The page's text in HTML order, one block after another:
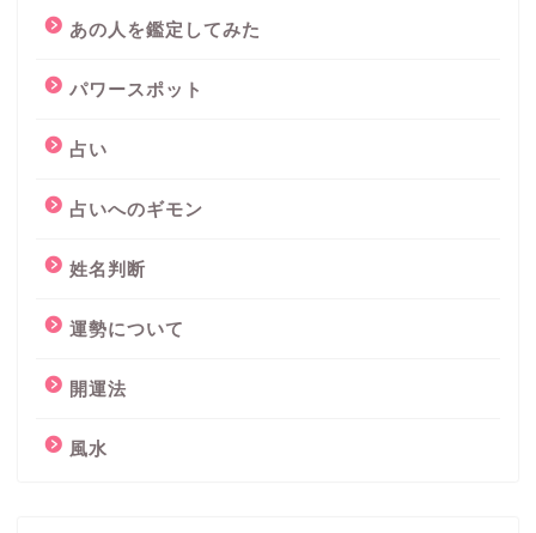
あの人を鑑定してみた
パワースポット
占い
占いへのギモン
姓名判断
運勢について
開運法
風水